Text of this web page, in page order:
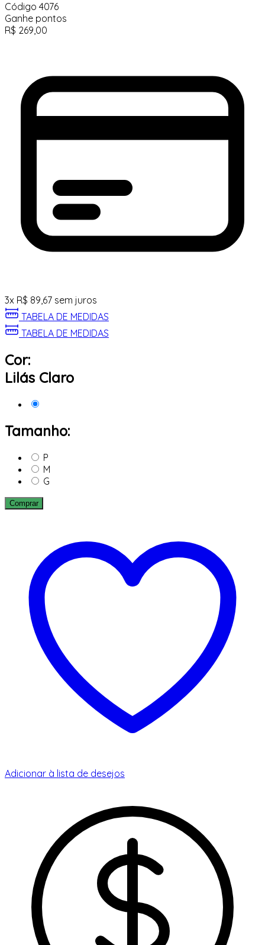
Código 4076
Ganhe pontos
R$ 269,00
3x R$ 89,67 sem juros
TABELA DE MEDIDAS
TABELA DE MEDIDAS
Cor:
Lilás Claro
Tamanho:
P
M
G
Comprar
Adicionar à lista de desejos